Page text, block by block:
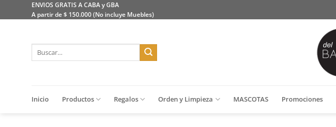
al
ENVIOS GRATIS A CABA y GBA
A partir de $ 150.000 (No incluye Muebles)
Buscar
Inicio Productos Regalos Orden y Limpieza MASCOTAS Promociones